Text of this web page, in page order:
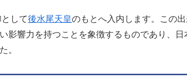
して後水尾天皇のもとへ入内します。この
影響力を持つことを象徴するものであり、
。